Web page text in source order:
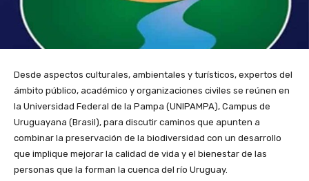
Desde aspectos culturales, ambientales y turísticos, expertos del
ámbito público, académico y organizaciones civiles se reúnen en
la Universidad Federal de la Pampa (UNIPAMPA), Campus de
Uruguayana (Brasil), para discutir caminos que apunten a
combinar la preservación de la biodiversidad con un desarrollo
que implique mejorar la calidad de vida y el bienestar de las
personas que la forman la cuenca del río Uruguay.